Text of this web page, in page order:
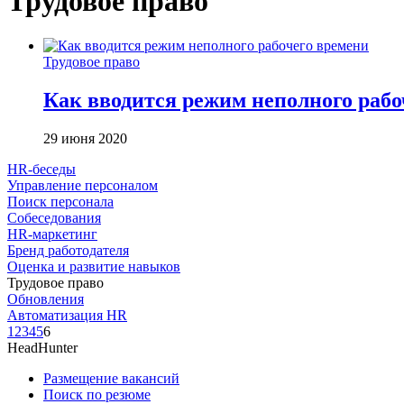
Трудовое право
Как вводится режим неполного
29 июня 2020
HR-беседы
Управление персоналом
Поиск персонала
Собеседования
HR-маркетинг
Бренд работодателя
Оценка и развитие навыков
Трудовое право
Обновления
Автоматизация HR
1 23456
HeadHunter
Размещение вакансий
Поиск по резюме